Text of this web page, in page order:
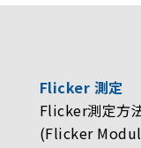
Flicker 測定
Flicker測定方
(Flicker